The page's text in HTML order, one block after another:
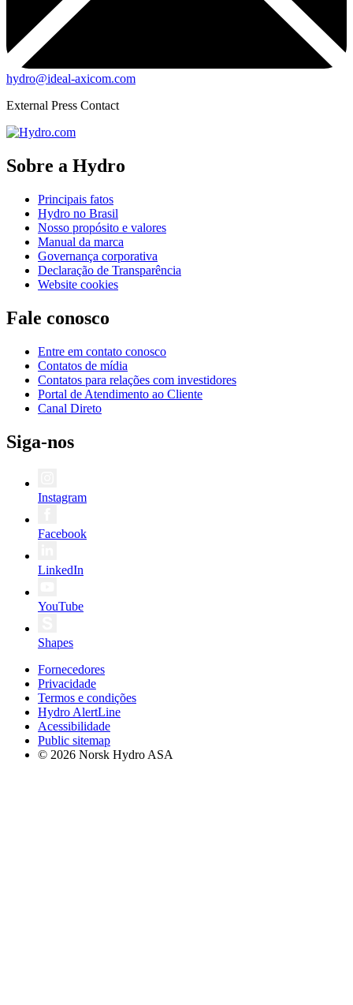
hydro@ideal-axicom.com
External Press Contact
Sobre a Hydro
Principais fatos
Hydro no Brasil
Nosso propósito e valores
Manual da marca
Governança corporativa
Declaração de Transparência
Website cookies
Fale conosco
Entre em contato conosco
Contatos de mídia
Contatos para relações com investidores
Portal de Atendimento ao Cliente
Canal Direto
Siga-nos
Instagram
Facebook
LinkedIn
YouTube
Shapes
Fornecedores
Privacidade
Termos e condições
Hydro AlertLine
Acessibilidade
Public sitemap
© 2026 Norsk Hydro ASA